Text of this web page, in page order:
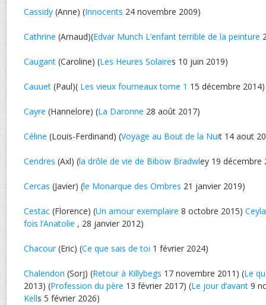
Cassidy (Anne) (Innocents 24 novembre 2009)
Cathrine (Arnaud)(Edvar Munch L’enfant terrible de la peinture
Caugant (Caroline) (Les Heures Solaires 10 juin 2019)
Cauuet (Paul)( Les vieux fourneaux tome 1 15 décembre 2014)
Cayre (Hannelore) (La Daronne 28 août 2017)
Céline (Louis-Ferdinand) (Voyage au Bout de la Nuit 14 aout
Cendres (Axl) (la drôle de vie de Bibow Bradwley 19 décembre
Cercas (Javier) (le Monarque des Ombres 21 janvier 2019)
Cestac (Florence) (Un amour exemplaire 8 octobre 2015)
fois l’Anatolie , 28 janvier 2012)
Chacour(Eric) (Ce que sais de toi 1 février 2024)
Chalendon (Sorj) (Retour à Killybegs 17 novembre 2011) (Le
2013) (Profession du père 13 février 2017) (Le jour d’avant 9
Kells 5 février 2026)